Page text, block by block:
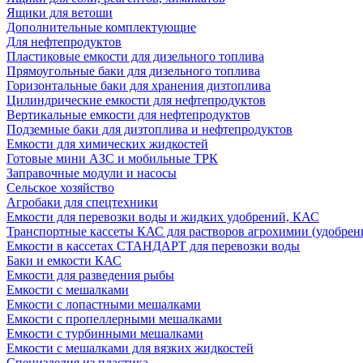
Ящики для ветоши
Дополнительные комплектующие
Для нефтепродуктов
Пластиковые емкости для дизельного топлива
Прямоугольные баки для дизельного топлива
Горизонтальные баки для хранения дизтоплива
Цилиндрические емкости для нефтепродуктов
Вертикальные емкости для нефтепродуктов
Подземные баки для дизтоплива и нефтепродуктов
Емкости для химических жидкостей
Готовые мини АЗС и мобильные ТРК
Заправочные модули и насосы
Сельское хозяйство
Агробаки для спецтехники
Емкости для перевозки воды и жидких удобрений, КАС
Транспортные кассеты КАС для растворов агрохимии
Емкости в кассетах СТАНДАРТ для перевозки воды
Баки и емкости КАС
Емкости для разведения рыбы
Емкости с мешалками
Емкости с лопастными мешалками
Емкости с пропеллерными мешалками
Емкости с турбинными мешалками
Емкости с мешалками для вязких жидкостей